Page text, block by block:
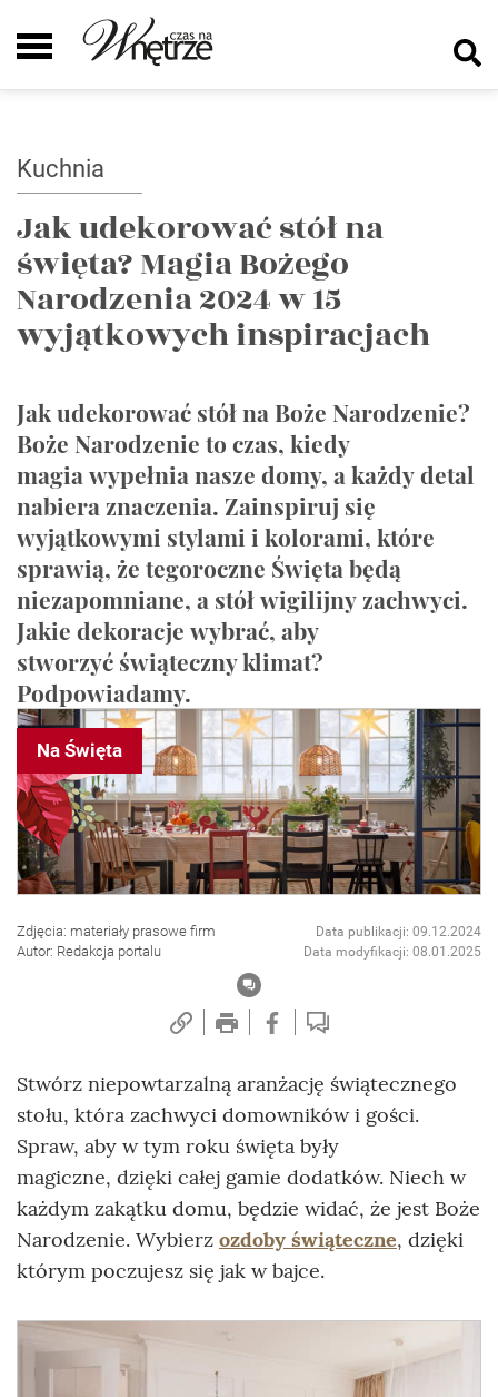
Kuchnia
Jak udekorować stół na
święta? Magia Bożego
Narodzenia 2024 w 15
wyjątkowych inspiracjach
Jak udekorować stół na Boże Narodzenie?
Boże Narodzenie to czas, kiedy
magia wypełnia nasze domy, a każdy detal
nabiera znaczenia. Zainspiruj się
wyjątkowymi stylami i kolorami, które
sprawią, że tegoroczne Święta będą
niezapomniane, a stół wigilijny zachwyci.
Jakie dekoracje wybrać, aby
stworzyć świąteczny klimat?
Podpowiadamy.
Na Święta
Zdjęcia: materiały prasowe firm
Autor: Redakcja portalu
Data publikacji: 09.12.2024
Data modyfikacji: 08.01.2025
Stwórz niepowtarzalną aranżację świątecznego
stołu, która zachwyci domowników i gości.
Spraw, aby w tym roku święta były
magiczne, dzięki całej gamie dodatków. Niech w
każdym zakątku domu, będzie widać, że jest Boże
Narodzenie. Wybierz ozdoby świąteczne, dzięki
którym poczujesz się jak w bajce.